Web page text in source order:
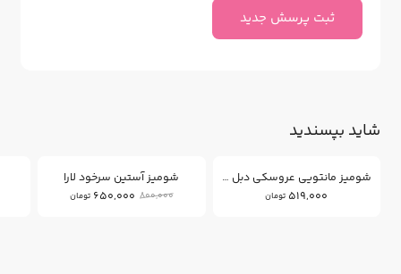
ثبت پرسش جدید
شاید بپسندید
شومیز مانتویی عروسکی دبل فیس
519,000 تومان
شومیز آستین سرخود لارا
800,000
650,000 تومان